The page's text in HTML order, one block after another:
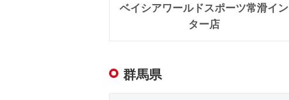
ベイシアワールドスポーツ常滑イン
ター店
群馬県